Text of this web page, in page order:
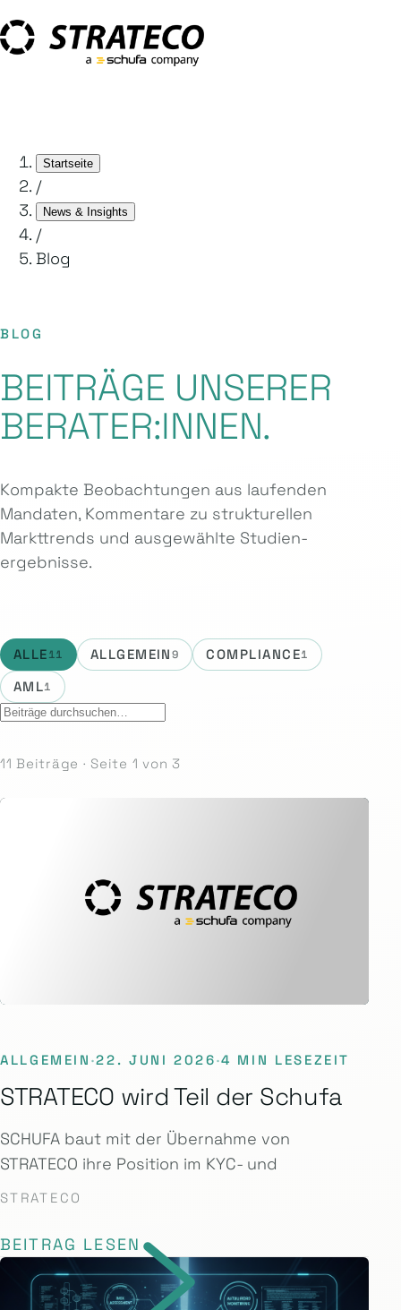
Startseite
/
News & Insights
/
Blog
BLOG
BEITRÄGE UNSERER
BERATER:INNEN.
Kompakte Beobachtungen aus laufenden
Mandaten, Kommentare zu strukturellen
Markttrends und ausgewählte Studien­
ergebnisse.
ALLE11 ALLGEMEIN9 COMPLIANCE1
AML1
11 Beiträge · Seite 1 von 3
ALLGEMEIN ·22. JUNI 2026·4 MIN LESEZEIT
STRATECO wird Teil der Schufa
SCHUFA baut mit der Übernahme von
STRATECO ihre Position im KYC- und
STRATECO
BEITRAG LESEN